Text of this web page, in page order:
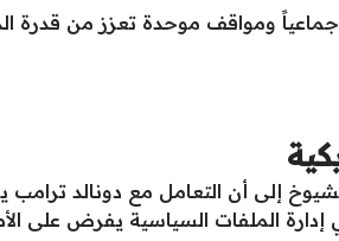
جماعياً ومواقف موحدة تعزز من قدرة
إلى أن التعامل مع دونالد ترامب
إدارة الملفات السياسية يفرض على